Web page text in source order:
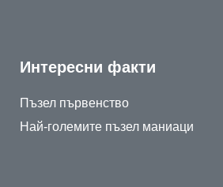
Интересни факти
Пъзел първенство
Най-големите пъзел маниаци